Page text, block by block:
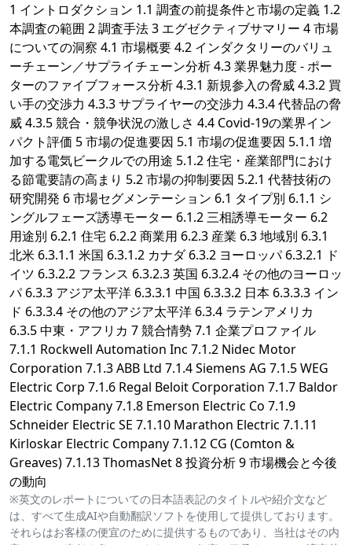
1 イントロダクション 1.1 調査の前提条件と市場の定義 1.2
本調査の範囲 2 調査手法 3 エグゼクティブサマリー 4 市場
についての洞察 4.1 市場概要 4.2 インダクタリーのバリュ
ーチェーン／サプライチェーン分析 4.3 業界魅力度 - ポー
ターのファイブフォース分析 4.3.1 新規参入の脅威 4.3.2 買
い手の交渉力 4.3.3 サプライヤーの交渉力 4.3.4 代替品の脅
威 4.3.5 競合・競争状況の激しさ 4.4 Covid-19の業界イン
パクト評価 5 市場の促進要因 5.1 市場の促進要因 5.1.1 増
加する電気ビークルでの用途 5.1.2 住宅・産業部門におけ
る節電要請の高まり 5.2 市場の抑制要因 5.2.1 代替技術の
研究開発 6 市場セグメンテーション 6.1 タイプ別 6.1.1 シ
ングルフェーズ誘導モーター 6.1.2 三相誘導モーター 6.2
用途別 6.2.1 住宅 6.2.2 商業用 6.2.3 産業 6.3 地域別 6.3.1
北米 6.3.1.1 米国 6.3.1.2 カナダ 6.3.2 ヨーロッパ 6.3.2.1 ド
イツ 6.3.2.2 フランス 6.3.2.3 英国 6.3.2.4 その他のヨーロッ
パ 6.3.3 アジア太平洋 6.3.3.1 中国 6.3.3.2 日本 6.3.3.3 イン
ド 6.3.3.4 その他のアジア太平洋 6.3.4 ラテンアメリカ
6.3.5 中東・アフリカ 7 競合情勢 7.1 企業プロファイル
7.1.1 Rockwell Automation Inc 7.1.2 Nidec Motor
Corporation 7.1.3 ABB Ltd 7.1.4 Siemens AG 7.1.5 WEG
Electric Corp 7.1.6 Regal Beloit Corporation 7.1.7 Baldor
Electric Company 7.1.8 Emerson Electric Co 7.1.9
Schneider Electric SE 7.1.10 Marathon Electric 7.1.11
Kirloskar Electric Company 7.1.12 CG (Comton &
Greaves) 7.1.13 ThomasNet 8 投資分析 9 市場機会と今後
の動向
※英文のレポートについての日本語表記のタイトルや紹介文など
は、すべて生成AIや自動翻訳ソフトを使用して提供しております。
それらはお客様の便宜のために提供するものであり、当社はその内